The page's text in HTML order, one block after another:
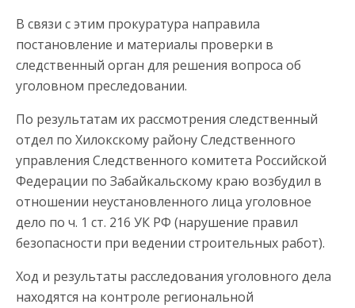
В связи с этим прокуратура направила
постановление и материалы проверки в
следственный орган для решения вопроса об
уголовном преследовании.
По результатам их рассмотрения следственный
отдел по Хилокскому району Следственного
управления Следственного комитета Российской
Федерации по Забайкальскому краю возбудил в
отношении неустановленного лица уголовное
дело по ч. 1 ст. 216 УК РФ (нарушение правил
безопасности при ведении строительных работ).
Ход и результаты расследования уголовного дела
находятся на контроле региональной